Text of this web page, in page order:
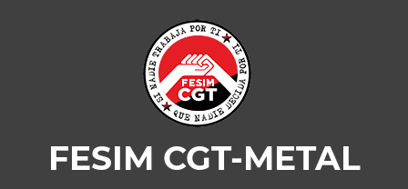
FESIM CGT-METAL